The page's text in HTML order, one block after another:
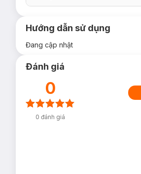
Hướng dẫn sử dụng
Đang cập nhật
Đánh giá
0
0 đánh giá